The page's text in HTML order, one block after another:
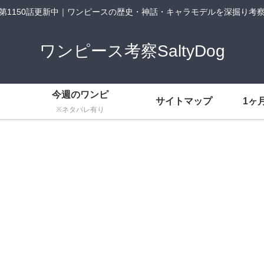
1150話更新中｜ワンピースの歴史・神話・キャラモデルを深掘り考察
ワンピース考察SaltyDog
今週のワンピ
※ネタバレ有り
サイトマップ 1ヶ